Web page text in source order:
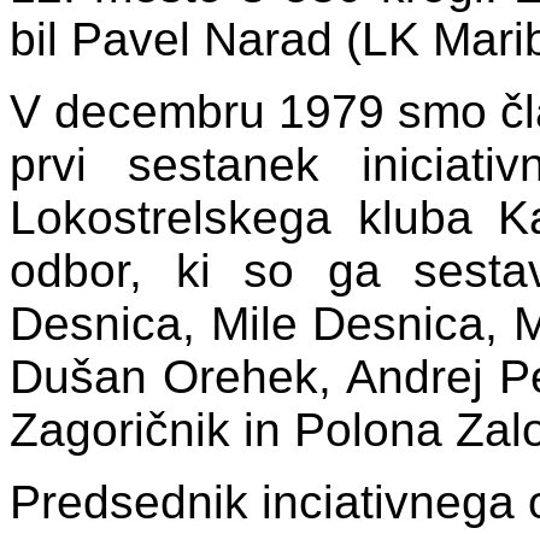
bil Pavel Narad (LK
V decembru 1979 smo
prvi sestanek
Lokostrelskega kluba
odbor, ki so ga
Desnica, Mile Desnica,
Dušan Orehek, Andrej
Zagoričnik in Polona
Predsednik inciativnega